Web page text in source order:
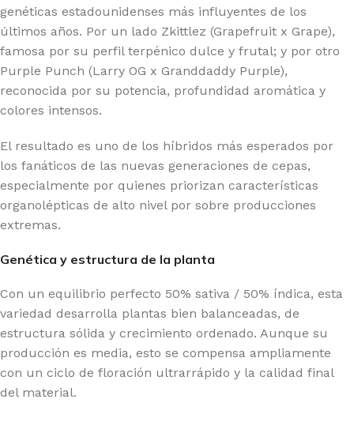
genéticas estadounidenses más influyentes de los
últimos años. Por un lado Zkittlez (Grapefruit x Grape),
famosa por su perfil terpénico dulce y frutal; y por otro
Purple Punch (Larry OG x Granddaddy Purple),
reconocida por su potencia, profundidad aromática y
colores intensos.
El resultado es uno de los híbridos más esperados por
los fanáticos de las nuevas generaciones de cepas,
especialmente por quienes priorizan características
organolépticas de alto nivel por sobre producciones
extremas.
Genética y estructura de la planta
Con un equilibrio perfecto 50% sativa / 50% índica, esta
variedad desarrolla plantas bien balanceadas, de
estructura sólida y crecimiento ordenado. Aunque su
producción es media, esto se compensa ampliamente
con un ciclo de floración ultrarrápido y la calidad final
del material.